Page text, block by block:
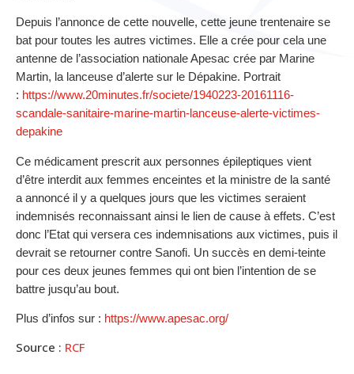
Depuis l’annonce de cette nouvelle, cette jeune trentenaire se
bat pour toutes les autres victimes. Elle a crée pour cela une
antenne de l’association nationale Apesac crée par Marine
Martin, la lanceuse d’alerte sur le Dépakine. Portrait
: https://www.20minutes.fr/societe/1940223-20161116-
scandale-sanitaire-marine-martin-lanceuse-alerte-victimes-
depakine
Ce médicament prescrit aux personnes épileptiques vient
d’être interdit aux femmes enceintes et la ministre de la santé
a annoncé il y a quelques jours que les victimes seraient
indemnisés reconnaissant ainsi le lien de cause à effets. C’est
donc l’Etat qui versera ces indemnisations aux victimes, puis il
devrait se retourner contre Sanofi. Un succès en demi-teinte
pour ces deux jeunes femmes qui ont bien l’intention de se
battre jusqu’au bout.
Plus d’infos sur : https://www.apesac.org/
Source : RCF